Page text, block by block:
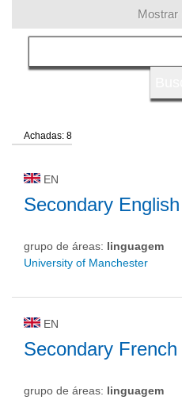
língua
status de universidade
Mostrar
Achadas: 8
EN
Secondary English
grupo de áreas: linguagem
University of Manchester
EN
Secondary French
grupo de áreas: linguagem